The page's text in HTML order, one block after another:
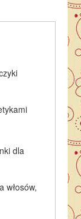
dla
włosów,